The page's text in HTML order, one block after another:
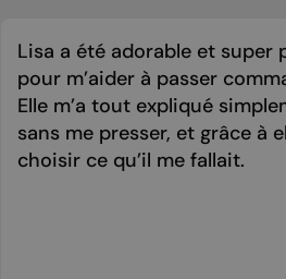
Lisa a été adorable et super
pour m’aider à passer
Elle m’a tout expliqué
sans me presser, et grâce à
choisir ce qu’il me fallait.